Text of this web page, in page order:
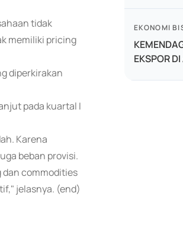
tidak
memiliki pricing
diperkirakan
pada kuartal I
Karena
beban provisi.
commodities
jelasnya. (end)
EKONOMI
EKSPOR